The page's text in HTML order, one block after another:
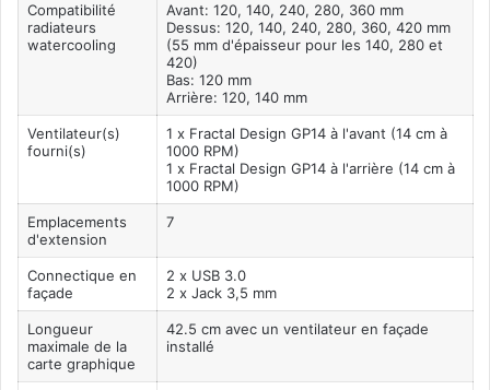
Compatibilité
radiateurs
watercooling
Avant: 120, 140, 240, 280, 360 mm
Dessus: 120, 140, 240, 280, 360, 420 mm
(55 mm d'épaisseur pour les 140, 280 et
420)
Bas: 120 mm
Arrière: 120, 140 mm
Ventilateur(s)
fourni(s)
1 x Fractal Design GP14 à l'avant (14 cm à
1000 RPM)
1 x Fractal Design GP14 à l'arrière (14 cm à
1000 RPM)
Emplacements
d'extension
7
Connectique en
façade
2 x USB 3.0
2 x Jack 3,5 mm
Longueur
maximale de la
carte graphique
42.5 cm avec un ventilateur en façade
installé